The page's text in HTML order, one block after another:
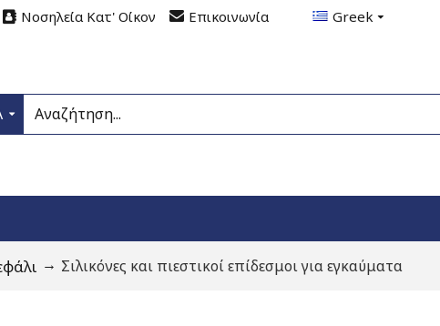
Νοσηλεία Κατ' Οίκον Επικοινωνία Greek
Σιλικόνες και πιεστικοί επίδεσμοι για εγκαύματα